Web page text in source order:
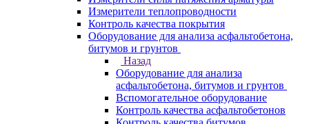
Измерители теплопроводности
Контроль качества покрытия
Оборудование для анализа асфальтобетона,
битумов и грунтов
Назад
Оборудование для анализа
асфальтобетона, битумов и грунтов
Вспомогательное оборудование
Контроль качества асфальтобетонов